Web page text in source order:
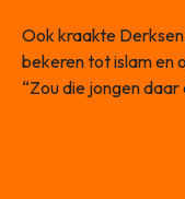
Ook kraakte
bekeren tot islam en
“Zou die jongen daar